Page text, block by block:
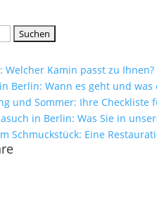
Kamin passt zu Ihnen?
Berlin: Wann es geht und was
und Sommer: Ihre Checkliste
in Berlin: Was Sie in
Schmuckstück: Eine